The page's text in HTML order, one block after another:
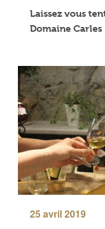
Laissez vous
Domaine Carles
25 avril 2019